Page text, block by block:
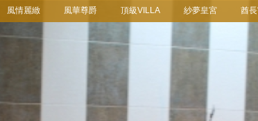
風情麗緻 風華尊爵 頂級VILLA 紗夢皇宮 酋